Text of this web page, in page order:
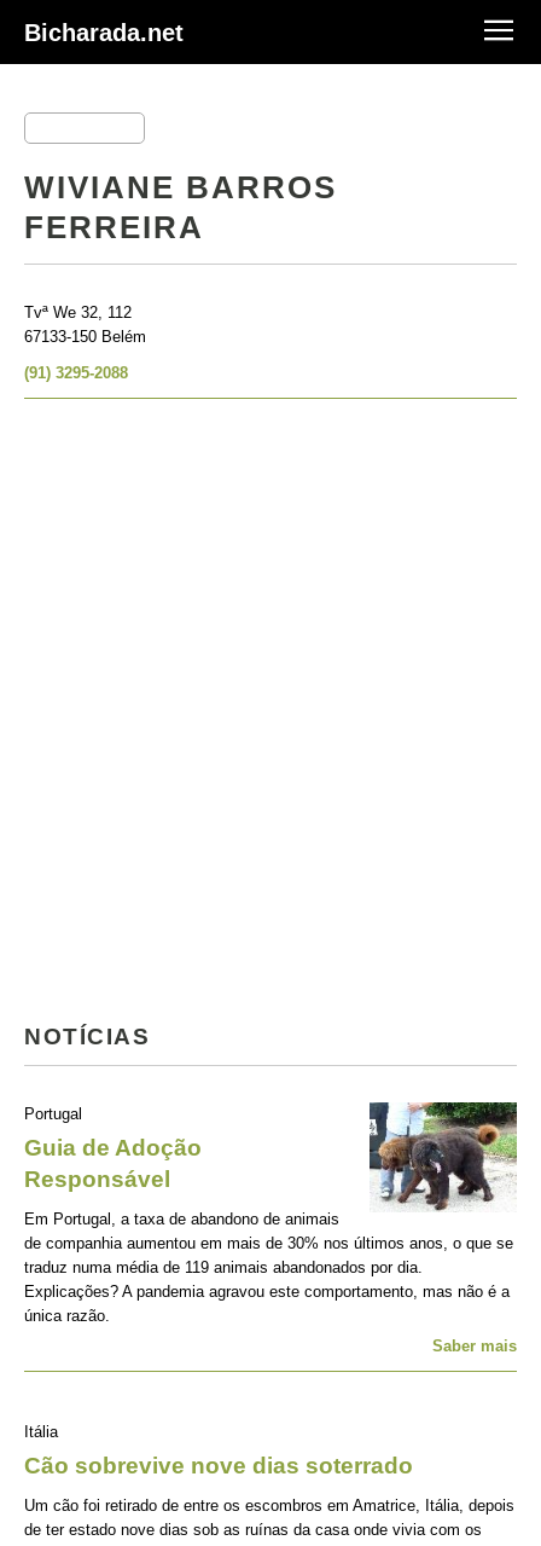
Bicharada.net
WIVIANE BARROS
FERREIRA
Tvª We 32, 112
67133-150 Belém
(91) 3295-2088
NOTÍCIAS
Portugal
Guia de Adoção
Responsável
Em Portugal, a taxa de abandono de animais
de companhia aumentou em mais de 30% nos últimos anos, o que se
traduz numa média de 119 animais abandonados por dia.
Explicações? A pandemia agravou este comportamento, mas não é a
única razão.
Saber mais
Itália
Cão sobrevive nove dias soterrado
Um cão foi retirado de entre os escombros em Amatrice, Itália, depois
de ter estado nove dias sob as ruínas da casa onde vivia com os